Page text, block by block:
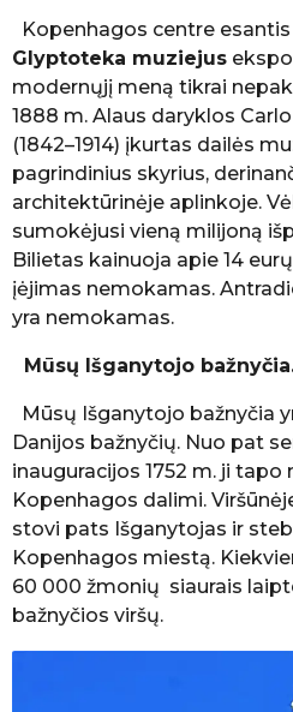
Kopenhagos centre esantis
Glyptoteka muziejus
modernųjį meną tikrai
1888 m. Alaus daryklos
(1842–1914) įkurtas dailės
pagrindinius skyrius,
architektūrinėje aplinkoje.
sumokėjusi vieną milijoną
Bilietas kainuoja apie 14
įėjimas nemokamas.
yra nemokamas.
Mūsų Išganytojo
Mūsų Išganytojo bažnyčia
Danijos bažnyčių. Nuo pat
inauguracijos 1752 m. ji tapo
Kopenhagos dalimi.
stovi pats Išganytojas ir
Kopenhagos miestą.
60 000 žmonių siaurais
bažnyčios viršų.